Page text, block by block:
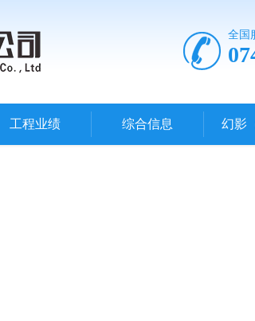
全国
工程业绩 综合信息 幻影